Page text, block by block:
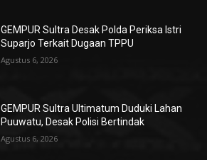
GEMPUR Sultra Desak Polda Periksa Istri
Suparjo Terkait Dugaan TPPU
Agustus 6, 2026
GEMPUR Sultra Ultimatum Duduki Lahan
Puuwatu, Desak Polisi Bertindak
Agustus 6, 2026